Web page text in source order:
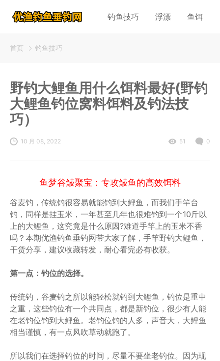
钓鱼技巧 浮漂 鱼饵
首页 钓鱼技巧
野钓大鲤鱼用什么饵料最好(野钓
大鲤鱼钓位窝料饵料及钓法技
巧）
10 月 08, 2022 51 0
鱼梦谷鲮聚宝：专攻鲮鱼的高效饵料
谷麦钓，传统钓很容易就能钓到大鲤鱼，而我们手竿台
钓，同样是挂玉米，一年甚至几年也很难钓到一个10斤以
上的大鲤鱼，这究竟是什么原因?难道手竿上的玉米不香
吗？本期优渔钓鱼垂钓网带大家了解，手竿野钓大鲤鱼，
干货分享，建议收藏转发，耐心看完必有收获。
第一点：钓位的选择。
传统钓，谷麦钓之所以能轻松就钓到大鲤鱼，钓位是重中
之重，这些钓位有一个共同点，都是新钓位，很少有人能
在老钓位钓到大鲤鱼。老钓位钓的人多，声音大，大鲤鱼
相当谨慎，有一点风吹草动就跑了。
所以我们在选择钓位的时间，尽量不要坐老钓位。因为现